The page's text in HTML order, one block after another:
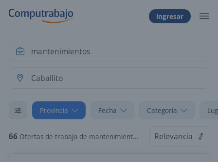
Ingresar
Provincia Fecha Categoría
66 Ofertas de trabajo de mantenimientos en Caballito, Capital Federal Relevancia